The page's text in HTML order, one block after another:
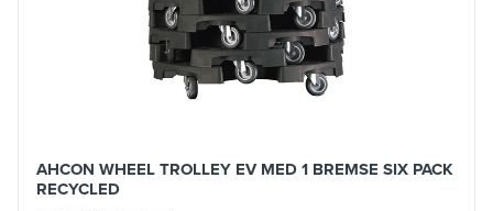
AHCON WHEEL TROLLEY EV MED 1 BREMSE SIX PACK
RECYCLED